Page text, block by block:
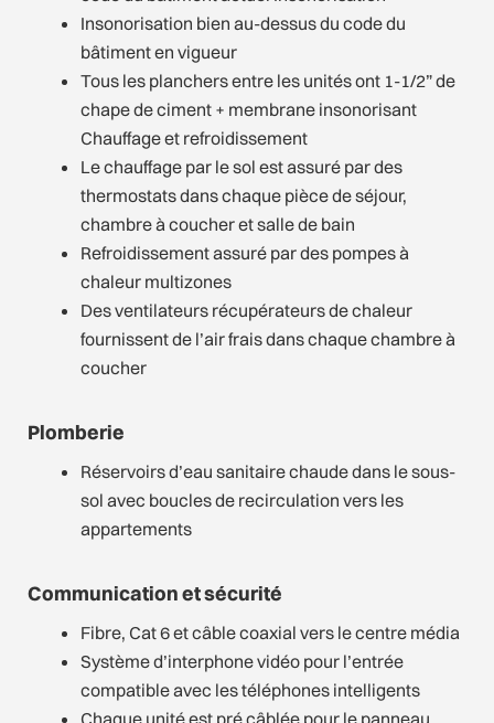
Insonorisation bien au-dessus du code du
bâtiment en vigueur
Tous les planchers entre les unités ont 1-1/2” de
chape de ciment + membrane insonorisant
Chauffage et refroidissement
Le chauffage par le sol est assuré par des
thermostats dans chaque pièce de séjour,
chambre à coucher et salle de bain
Refroidissement assuré par des pompes à
chaleur multizones
Des ventilateurs récupérateurs de chaleur
fournissent de l’air frais dans chaque chambre à
coucher
Plomberie
Réservoirs d’eau sanitaire chaude dans le sous-
sol avec boucles de recirculation vers les
appartements
Communication et sécurité
Fibre, Cat 6 et câble coaxial vers le centre média
Système d’interphone vidéo pour l’entrée
compatible avec les téléphones intelligents